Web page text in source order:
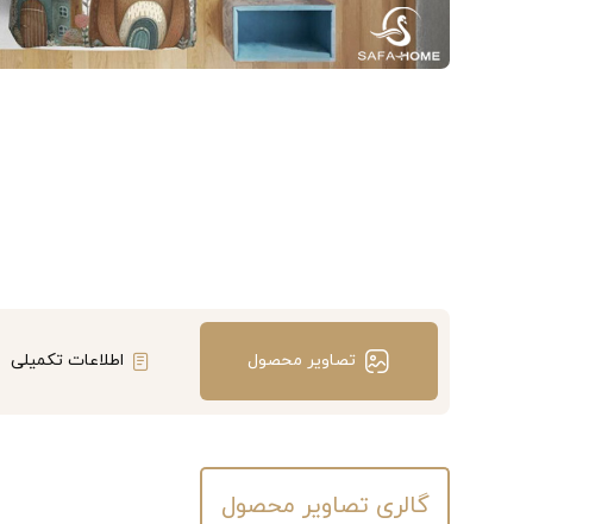
تصاویر محصول اطلاعات تکمیلی
گالری تصاویر محصول